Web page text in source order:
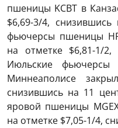
пшеницы KCBT в
$6,69-3/4,
фьючерсы пшеницы
на отметке $6,81-1/
Июльские
Миннеаполисе
снизившись на 11
яровой пшеницы
на отметке $7,05-1/4,